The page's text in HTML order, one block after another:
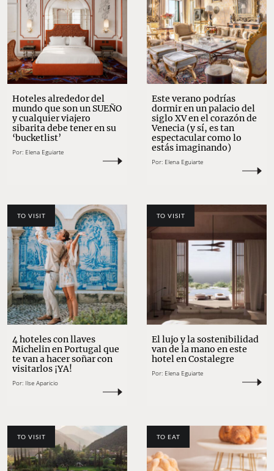
Hoteles alrededor del
mundo que son un SUEÑO
y cualquier viajero
sibarita debe tener en su
‘bucketlist’
Por: Elena Eguiarte
Este verano podrías
dormir en un palacio del
siglo XV en el corazón de
Venecia (y sí, es tan
espectacular como lo
estás imaginando)
Por: Elena Eguiarte
TO VISIT
4 hoteles con llaves
Michelin en Portugal que
te van a hacer soñar con
visitarlos ¡YA!
Por: Ilse Aparicio
TO VISIT
El lujo y la sostenibilidad
van de la mano en este
hotel en Costalegre
Por: Elena Eguiarte
TO VISIT TO EAT